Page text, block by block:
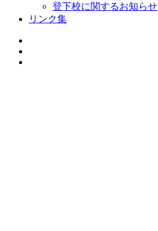
登下校に関するお知らせ
リンク集